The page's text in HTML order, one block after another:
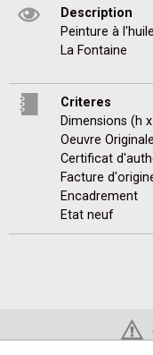
Description
Peinture à
La Fontaine
Criteres
Dimensions (h
Oeuvre Originale
Certificat
Facture
Encadrement
Etat neuf